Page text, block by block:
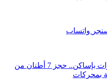
واتساب
إحباط عملية لتهريب المخدرات بإساكن.. حجز 7 أطنان من
بمحركات